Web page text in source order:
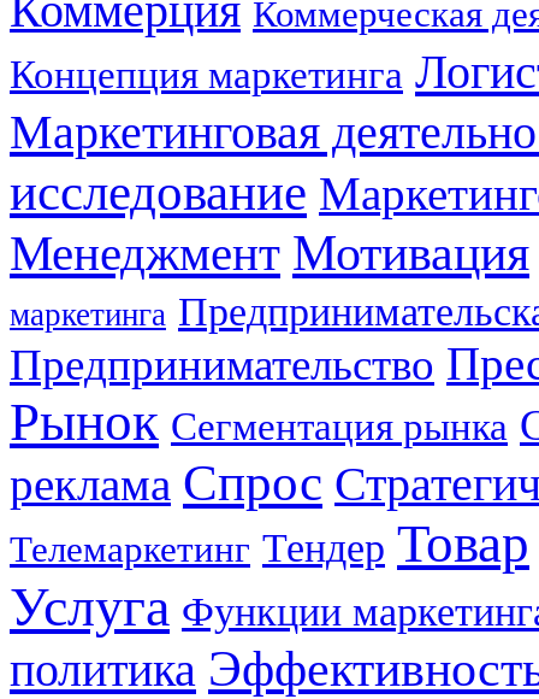
Коммерция Коммерческая
Концепция маркетинга
Маркетинговая
исследование
Менеджмент Мотивация
маркетинга
Предпринимательство
Рынок Сегментация рынка
реклама Спрос
Телемаркетинг Тендер Товар
Услуга Функции
политика